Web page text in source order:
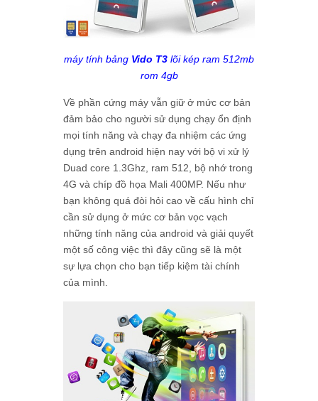
máy tính bảng Vido T3 lõi kép ram 512mb
rom 4gb
Về phần cứng máy vẫn giữ ở mức cơ bản
đảm bảo cho người sử dụng chạy ổn định
mọi tính năng và chạy đa nhiệm các ứng
dụng trên android hiện nay với bộ vi xử lý
Duad core 1.3Ghz, ram 512, bộ nhớ trong
4G và chíp đồ họa Mali 400MP. Nếu như
bạn không quá đòi hỏi cao về cấu hình chỉ
cần sử dụng ở mức cơ bản vọc vạch
những tính năng của android và giải quyết
một số công việc thì đây cũng sẽ là một
sự lựa chọn cho bạn tiếp kiệm tài chính
của mình.